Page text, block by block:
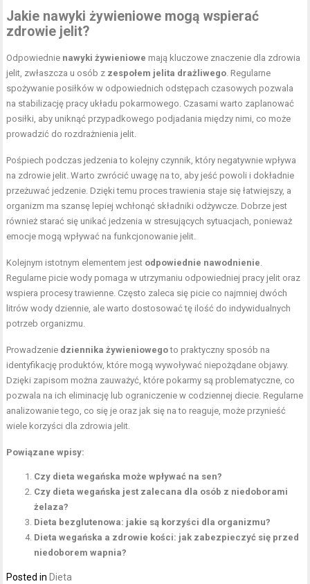
Jakie nawyki żywieniowe mogą wspierać
zdrowie jelit?
Odpowiednie nawyki żywieniowe mają kluczowe znaczenie dla zdrowia
jelit, zwłaszcza u osób z zespołem jelita drażliwego. Regularne
spożywanie posiłków w odpowiednich odstępach czasowych pozwala
na stabilizację pracy układu pokarmowego. Czasami warto zaplanować
posiłki, aby uniknąć przypadkowego podjadania między nimi, co może
prowadzić do rozdrażnienia jelit.
Pośpiech podczas jedzenia to kolejny czynnik, który negatywnie wpływa
na zdrowie jelit. Warto zwrócić uwagę na to, aby jeść powoli i dokładnie
przeżuwać jedzenie. Dzięki temu proces trawienia staje się łatwiejszy, a
organizm ma szansę lepiej wchłonąć składniki odżywcze. Dobrze jest
również starać się unikać jedzenia w stresujących sytuacjach, ponieważ
emocje mogą wpływać na funkcjonowanie jelit.
Kolejnym istotnym elementem jest odpowiednie nawodnienie.
Regularne picie wody pomaga w utrzymaniu odpowiedniej pracy jelit oraz
wspiera procesy trawienne. Często zaleca się picie co najmniej dwóch
litrów wody dziennie, ale warto dostosować tę ilość do indywidualnych
potrzeb organizmu.
Prowadzenie dziennika żywieniowegoto praktyczny sposób na
identyfikację produktów, które mogą wywoływać niepożądane objawy.
Dzięki zapisom można zauważyć, które pokarmy są problematyczne, co
pozwala na ich eliminację lub ograniczenie w codziennej diecie. Regularne
analizowanie tego, co się je oraz jak się na to reaguje, może przynieść
wiele korzyści dla zdrowia jelit.
Powiązane wpisy:
Czy dieta wegańska może wpływać na sen?
Czy dieta wegańska jest zalecana dla osób z niedoborami
żelaza?
Dieta bezglutenowa: jakie są korzyści dla organizmu?
Dieta wegańska a zdrowie kości: jak zabezpieczyć się przed
niedoborem wapnia?
Posted in Dieta